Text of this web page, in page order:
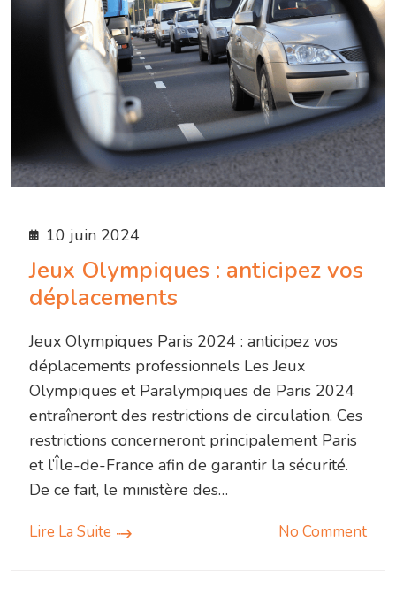
10 juin 2024
Jeux Olympiques : anticipez vos
déplacements
Jeux Olympiques Paris 2024 : anticipez vos
déplacements professionnels Les Jeux
Olympiques et Paralympiques de Paris 2024
entraîneront des restrictions de circulation. Ces
restrictions concerneront principalement Paris
et l’Île-de-France afin de garantir la sécurité.
De ce fait, le ministère des…
Lire La Suite No Comment